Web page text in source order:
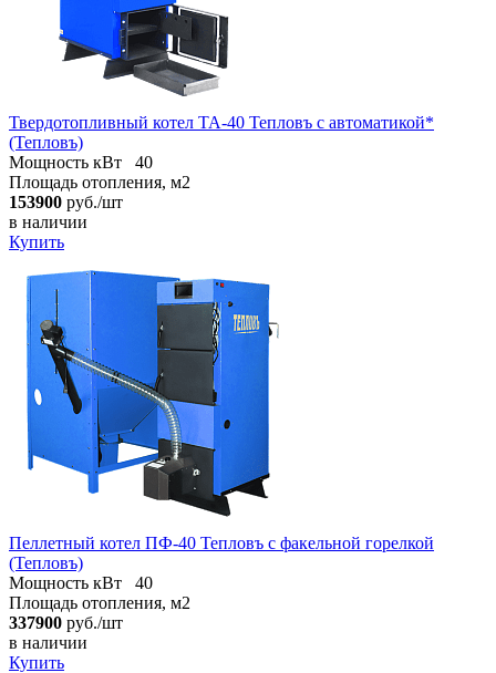
Твердотопливный котел ТА-40 Тепловъ с автоматикой*
(Тепловъ)
Мощность кВт
40
Площадь отопления, м2
153900 руб./шт
в наличии
Купить
Пеллетный котел ПФ-40 Тепловъ с факельной горелкой
(Тепловъ)
Мощность кВт
40
Площадь отопления, м2
337900 руб./шт
в наличии
Купить